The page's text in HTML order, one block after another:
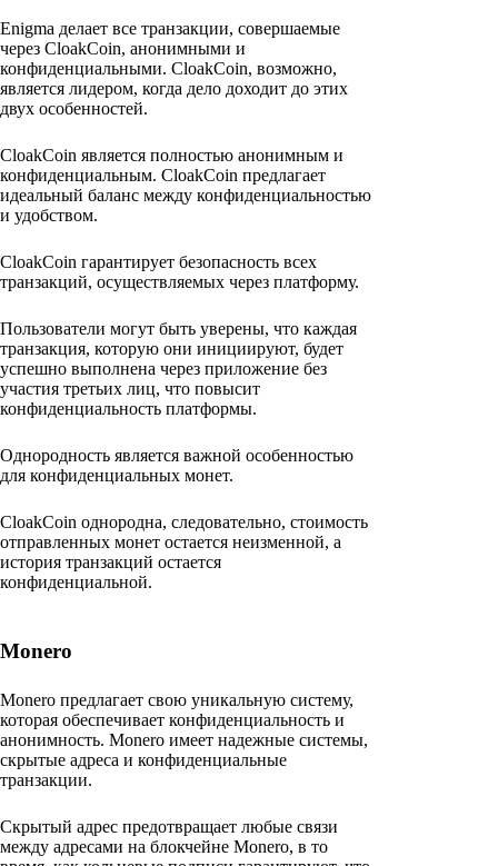
Enigma делает все транзакции, совершаемые
через CloakCoin, анонимными и
конфиденциальными. CloakCoin, возможно,
является лидером, когда дело доходит до этих
двух особенностей.
CloakCoin является полностью анонимным и
конфиденциальным. CloakCoin предлагает
идеальный баланс между конфиденциальностью
и удобством.
CloakCoin гарантирует безопасность всех
транзакций, осуществляемых через платформу.
Пользователи могут быть уверены, что каждая
транзакция, которую они инициируют, будет
успешно выполнена через приложение без
участия третьих лиц, что повысит
конфиденциальность платформы.
Однородность является важной особенностью
для конфиденциальных монет.
CloakCoin однородна, следовательно, стоимость
отправленных монет остается неизменной, а
история транзакций остается
конфиденциальной.
Monero
Monero предлагает свою уникальную систему,
которая обеспечивает конфиденциальность и
анонимность. Monero имеет надежные системы,
скрытые адреса и конфиденциальные
транзакции.
Скрытый адрес предотвращает любые связи
между адресами на блокчейне Monero, в то